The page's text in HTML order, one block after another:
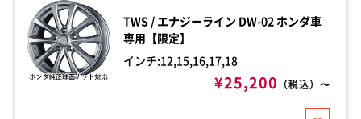
TWS / エナジーライン DW-02 ホンダ車
専用【限定】
インチ:12,15,16,17,18
¥25,200 （税込）〜